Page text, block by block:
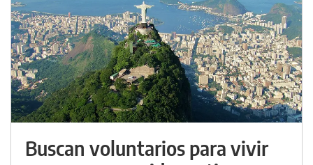
Buscan voluntarios para vivir